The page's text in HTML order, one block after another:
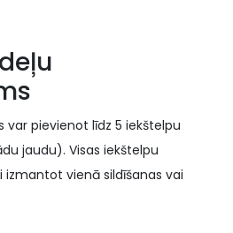
var pievienot līdz 5 iekštelpu
jaudu). Visas iekštelpu
izmantot vienā sildīšanas vai